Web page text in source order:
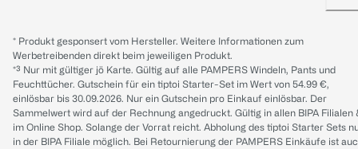
* Produkt gesponsert vom Hersteller. Weitere Informationen zum
Werbetreibenden direkt beim jeweiligen Produkt.
*³ Nur mit gültiger jö Karte. Gültig auf alle PAMPERS Windeln, Pants und
Feuchttücher. Gutschein für ein tiptoi Starter-Set im Wert von 54.99 €,
einlösbar bis 30.09.2026. Nur ein Gutschein pro Einkauf einlösbar. Der
Sammelwert wird auf der Rechnung angedruckt. Gültig in allen BIPA Filialen
im Online Shop. Solange der Vorrat reicht. Abholung des tiptoi Starter Sets
in der BIPA Filiale möglich. Bei Retournierung der PAMPERS Einkäufe ist